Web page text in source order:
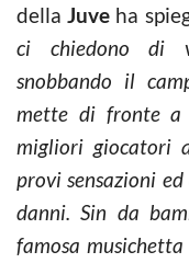
dellaJuve ha
ci chiedono di
snobbando il
mette di fronte a
migliori giocatori
provi sensazioni
danni. Sin da
famosa